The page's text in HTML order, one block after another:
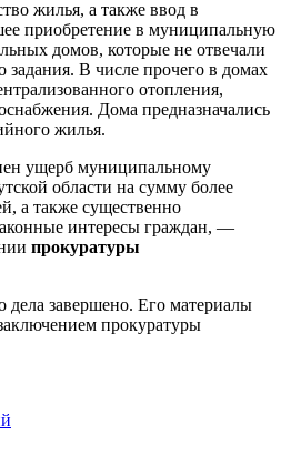
жилья, а также ввод в
приобретение в муниципальную
домов, которые не отвечали
задания. В числе прочего в домах
отопления,
Дома предназначались
жилья.
ущерб муниципальному
области на сумму более
а также существенно
интересы граждан, —
прокуратуры
дела завершено. Его материалы
прокуратуры